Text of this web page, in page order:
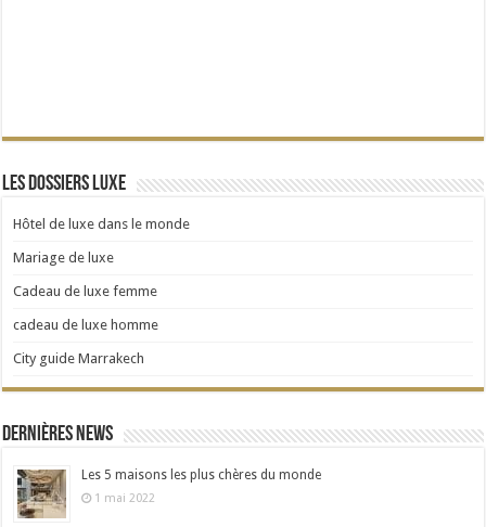
Les dossiers Luxe
Hôtel de luxe dans le monde
Mariage de luxe
Cadeau de luxe femme
cadeau de luxe homme
City guide Marrakech
Dernières news
Les 5 maisons les plus chères du monde
1 mai 2022